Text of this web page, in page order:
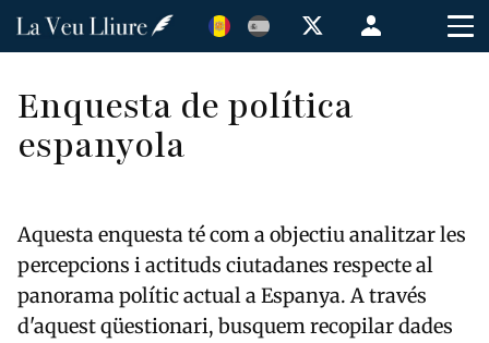
Vés
Menú
de
Enquesta de política
espanyola
Aquesta enquesta té com a objectiu analitzar les
percepcions i actituds ciutadanes respecte al
panorama polític actual a Espanya. A través
d'aquest qüestionari, busquem recopilar dades